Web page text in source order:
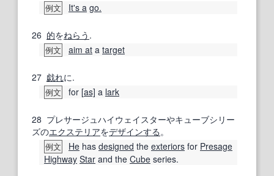
例文 It's a go.
26 的をねらう .
例文 aim at a target
27 戯れに.
例文 for [as] a lark
28 プレサージュハイウェイスターやキューブシリー
ズのエクステリアをデザインする 。
例文 He has designed the exteriors for Presage
Highway Star and the Cube series.